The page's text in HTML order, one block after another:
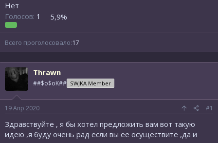
Нет
Голосов: 1 5,9%
Всего проголосовало 17
Thrawn
##$o$oK## SWJKA Member
19 Апр 2020 #1
Здравствуйте , я бы хотел предложить вам вот такую
идею ,я буду очень рад если вы ее осуществите ,да и